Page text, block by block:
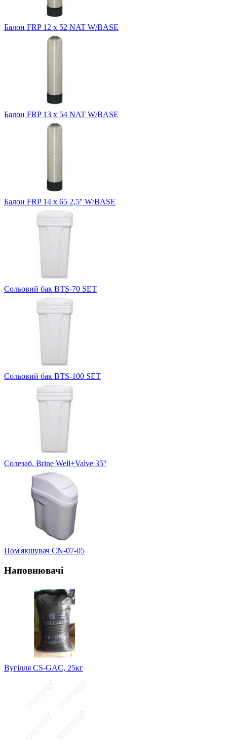
Балон FRP 12 x 52 NAT W/BASE
Балон FRP 13 x 54 NAT W/BASE
Балон FRP 14 x 65 2,5'' W/BASE
Сольовий бак BTS-70 SET
Сольовий бак BTS-100 SET
Солезаб. Brine Well+Valve 35''
Пом'якшувач CN-07-05
Наповнювачі
Вугілля CS-GAC, 25кг